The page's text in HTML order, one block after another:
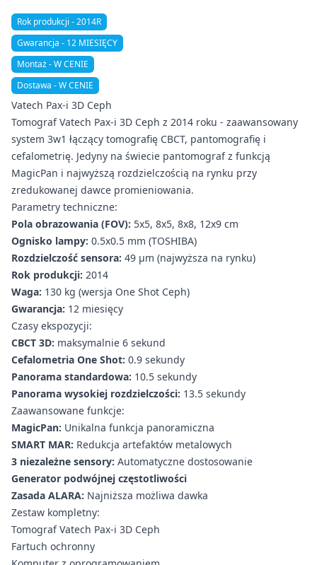
Rok produkcji - 2014R
Gwarancja - 12 MIESIĘCY
Montaż - W CENIE
Dostawa - W CENIE
Vatech Pax-i 3D Ceph
Tomograf Vatech Pax-i 3D Ceph z 2014 roku - zaawansowany
system 3w1 łączący tomografię CBCT, pantomografię i
cefalometrię. Jedyny na świecie pantomograf z funkcją
MagicPan i najwyższą rozdzielczością na rynku przy
zredukowanej dawce promieniowania.
Parametry techniczne:
Pola obrazowania (FOV): 5x5, 8x5, 8x8, 12x9 cm
Ognisko lampy: 0.5x0.5 mm (TOSHIBA)
Rozdzielczość sensora: 49 μm (najwyższa na rynku)
Rok produkcji: 2014
Waga: 130 kg (wersja One Shot Ceph)
Gwarancja: 12 miesięcy
Czasy ekspozycji:
CBCT 3D: maksymalnie 6 sekund
Cefalometria One Shot: 0.9 sekundy
Panorama standardowa: 10.5 sekundy
Panorama wysokiej rozdzielczości: 13.5 sekundy
Zaawansowane funkcje:
MagicPan: Unikalna funkcja panoramiczna
SMART MAR: Redukcja artefaktów metalowych
3 niezależne sensory: Automatyczne dostosowanie
Generator podwójnej częstotliwości
Zasada ALARA: Najniższa możliwa dawka
Zestaw kompletny:
Tomograf Vatech Pax-i 3D Ceph
Fartuch ochronny